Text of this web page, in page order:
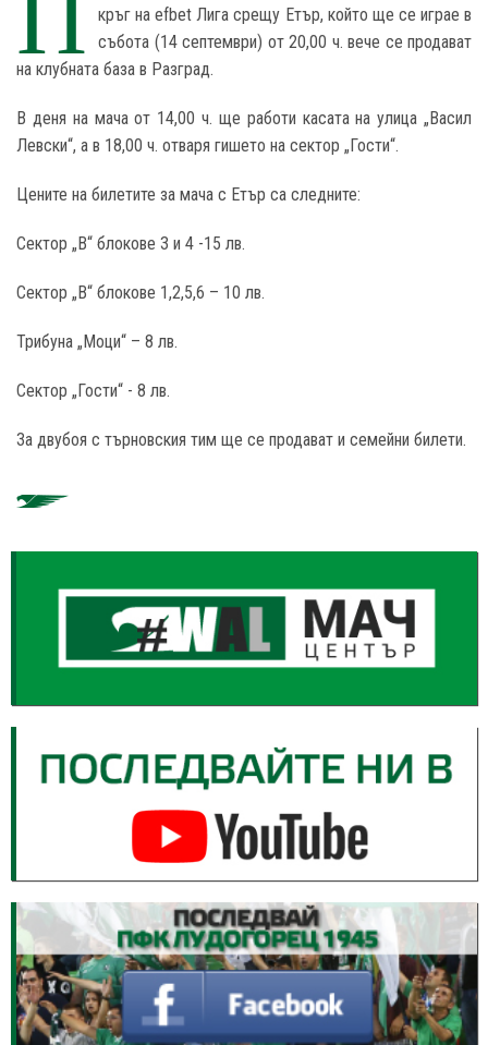
кръг на efbet Лига срещу Етър, който ще се играе в
събота (14 септември) от 20,00 ч. вече се продават
на клубната база в Разград.
В деня на мача от 14,00 ч. ще работи касата на улица „Васил
Левски“, а в 18,00 ч. отваря гишето на сектор „Гости“.
Цените на билетите за мача с Етър са следните:
Сектор „В“ блокове 3 и 4 -15 лв.
Сектор „В“ блокове 1,2,5,6 – 10 лв.
Трибуна „Моци“ – 8 лв.
Сектор „Гости“ - 8 лв.
За двубоя с търновския тим ще се продават и семейни билети.